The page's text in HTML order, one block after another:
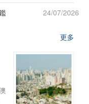
24/07/2026
更多